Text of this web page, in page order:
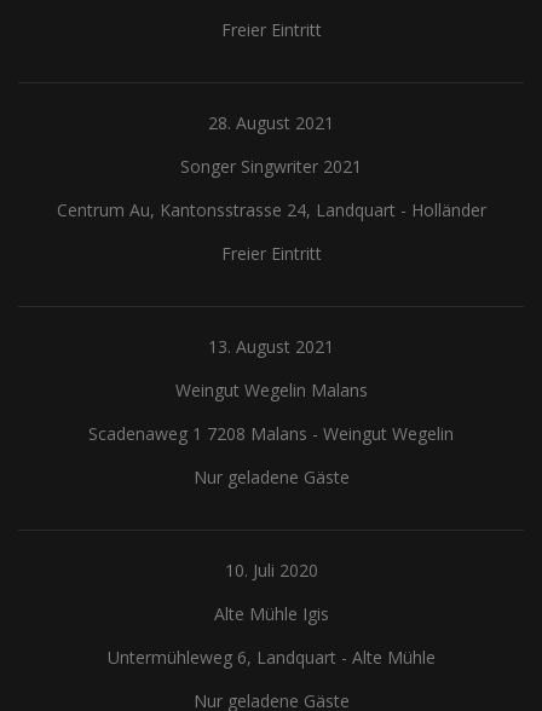
Freier Eintritt
28. August 2021
Songer Singwriter 2021
Centrum Au, Kantonsstrasse 24, Landquart - Holländer
Freier Eintritt
13. August 2021
Weingut Wegelin Malans
Scadenaweg 1 7208 Malans - Weingut Wegelin
Nur geladene Gäste
10. Juli 2020
Alte Mühle Igis
Untermühleweg 6, Landquart - Alte Mühle
Nur geladene Gäste